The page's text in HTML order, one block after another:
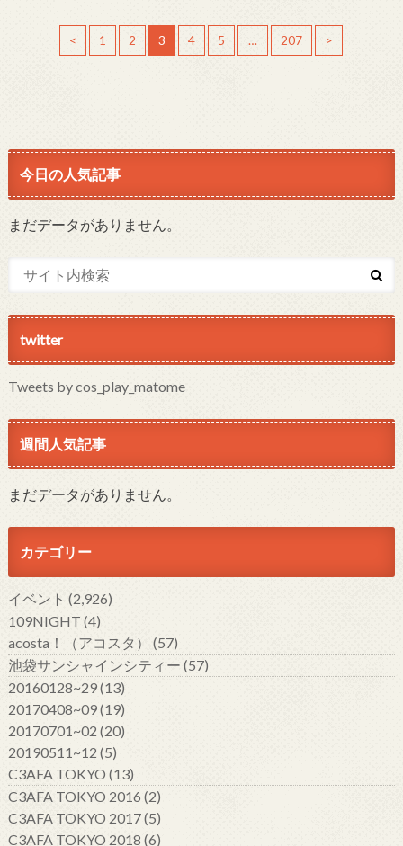
< 1 2 3 4 5 … 207 >
今日の人気記事
まだデータがありません。
twitter
Tweets by cos_play_matome
週間人気記事
まだデータがありません。
カテゴリー
イベント (2,926)
109NIGHT (4)
acosta！（アコスタ） (57)
池袋サンシャインシティー (57)
20160128~29(13)
20170408~09(19)
20170701~02 (20)
20190511~12 (5)
C3AFA TOKYO (13)
C3AFA TOKYO 2016 (2)
C3AFA TOKYO 2017(5)
C3AFA TOKYO 2018 (6)